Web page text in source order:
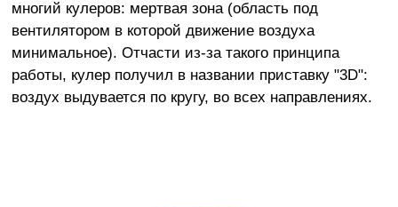
многий кулеров: мертвая зона (область под
вентилятором в которой движение воздуха
минимальное). Отчасти из-за такого принципа
работы, кулер получил в названии приставку "3D":
воздух выдувается по кругу, во всех направлениях.